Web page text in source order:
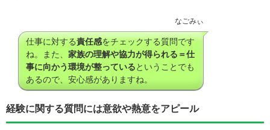
なごみぃ
仕事に対する責任感をチェックする質問です
ね。また、 家族の理解や協力が得られる＝仕
事に向かう環境が整っているということでも
あるので、安心感がありますね。
経験に関する質問には意欲や熱意をアピール